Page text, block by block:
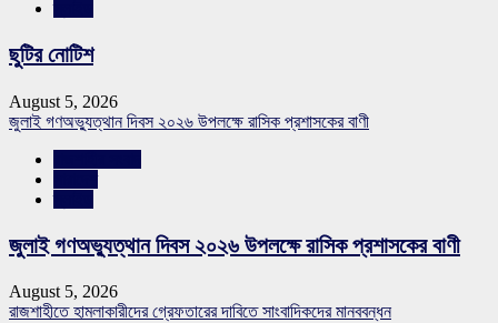
ছুটির নোটিশ
August 5, 2026
জুলাই গণঅভ্যুত্থান দিবস ২০২৬ উপলক্ষে রাসিক প্রশাসকের বাণী
জুলাই গণঅভ্যুত্থান দিবস ২০২৬ উপলক্ষে রাসিক প্রশাসকের বাণী
August 5, 2026
রাজশাহীতে হামলাকারীদের গ্রেফতারের দাবিতে সাংবাদিকদের মানববন্ধন